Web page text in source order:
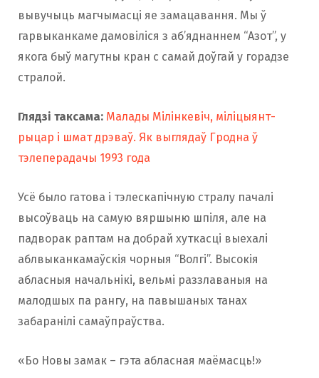
вывучыць магчымасці яе замацавання. Мы ў
гарвыканкаме дамовіліся з аб’яднаннем “Азот”, у
якога быў магутны кран с самай доўгай у горадзе
стралой.
Глядзі таксама: Малады Мілінкевіч, міліцыянт-
рыцар і шмат дрэваў. Як выглядаў Гродна ў
тэлеперадачы 1993 года
Усё было гатова і тэлескапічную стралу пачалі
высоўваць на самую вяршыню шпіля, але на
падворак раптам на добрай хуткасці выехалі
аблвыканкамаўскія чорныя “Волгі”. Высокія
абласныя начальнікі, вельмі раззлаваныя на
малодшых па рангу, на павышаных танах
забаранілі самаўпраўства.
«Бо Новы замак – гэта абласная маёмасць!»